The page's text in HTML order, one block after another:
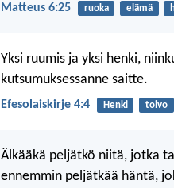
Matteus 6:25 ruoka elämä
Yksi ruumis ja yksi henki,
kutsumuksessanne saitte.
Efesolaiskirje 4:4 Henki toivo
Älkääkä peljätkö niitä, jotka
ennemmin peljätkää häntä,